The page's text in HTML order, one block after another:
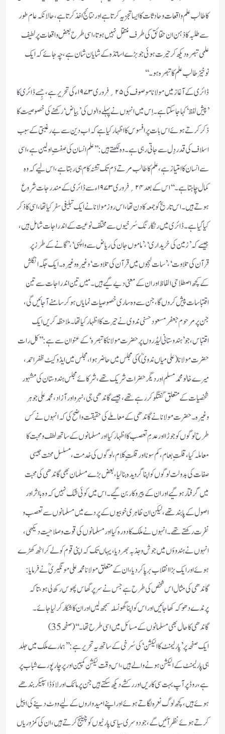
کا طالب علم واقعات و حادثات کا ایسا تجزیہ کرتا ہے اور نتائج اخذ کرتا ہے ، حالانکہ عام طور
سے طلبہ کا ذہن ان حقائق کی طرف منتقل نہیں ہوتا ، اسی طرح بعض واقعات پر لطیف
علمی تبصرہ دیکھ کر حیرت ہوئی جو بڑے اساتذہ کے شایان شان ہے ، چہ جائے کہ ایک
نوخیز طالب علم کا تبصرہ ہو ۔‘‘
ڈائری کے آغاز میں مولانا موصوف کی ۲۵؍ فروری ۱۹۷۳ء کی تحریر ہے ، جِسے ڈائری کا
’ پیش لفظ ‘ کہا جا سکتا ہے ۔ اِس میں انہوں نے پہلے والوں کی ’ بیاض ‘ رکھنے کی خصوصیت کا
ذکر کرتے ہوئے اس بات پر افسوس کا اظہار کیا ہے کہ اب دین سے بے رغبتی کے سبب
اسلاف کی قدر دِل سے جاتی رہی ہے ۔ وہ لکھتے ہیں : ’’ علم انسان کی صفتِ اولین ہے ، اسی
سے انسان کا امتیاز ہے ، علم کا طالب مرتے دَم تک تشنہ کام ہی رہتا ہے ، اس لیے کہ وہ
کمال چاہتا ہے ۔‘‘ اس کے بعد ۲۴؍ فروری ۱۹۷۳ء سے ڈائری کے مندرجات شروع
ہوتے ہیں ۔ اس تاریخ کو جمعہ کا دن تھا ، اس روز مولانا نے ایک تبلیغی سفر کیا تھا ، اسی کا ذکر
کیا گیا ہے ۔ ڈائری میں رنگا رنگ سُرخیوں سے مختلف نوعیت کے اندراجات شامل ہیں ،
جیسے کہ ’ زمین کی خریداری ‘ ، ’ ماموں جان کی ریاض سے واپسی ‘ ، ’ گانے کے طرز پر
قرآن کی تلاوت ‘ ، ’ سات لہجوں میں قرآن کی تلاوت ‘ وغیرہ وغیرہ ۔ ایک جگہ انگلش
کے کچھ اصطلاحی الفاظ اور ان کے معنی دیے گیے ہیں ۔ مَیں تین اندراجات سے تین
اقتباسات پیش کروں گا ، جن سے وہ ساری خصوصیات نمایاں ہو کر سامنے آجائیں گی ،
جن پر مرحوم جعفر مسعود حسنی ندوی نے حیرت کا اظہار کیا تھا ۔ ملاحظہ کریں ایک
اقتباس ، جو ’ ہندوستانی لیڈروں پر حضرت مولانا کا تبصرہ ‘ کے عنوان سے ہے : ’’ کل رات
حضرت مولانا ( علی میاں ندوی ؒ ) کی مجلس میں حاضر ہوا ، مجلس میں ایڈوکیٹ ظفر احمد ،
میرے خالو محمد مسلم اور دیگر حضرات شریک تھے ، شرکائے مجلس ہندوستان کی مشہور
شخصیات کے متعلق گفتگو کر رہے تھے ، جیسے گاندھی جی ، نہرو اور آزاد ، محمد علی جوہر
وغیرہ ۔ حضرت مولانا نے گاندھی کے معاملے کی حقیقت واضح کی کہ انہوں نے کس
طرح لوگوں کو جوڑا اور عدمِ تعصب کا اظہار کیا اور مسلمانوں کے ساتھ لطف و محبت کا
معاملہ کیا ، قلتِ طعام ، کم سونا اور قلتِ کلام ، لوگوں کی خدمت ، مسلسل محنت جیسی
صفات کی بدولت لوگوں کو اپنا گرویدہ بنا لیا ، بعض بڑے مسلمان بھی گاندھی کی محبت
میں گرفتار ہو گیے اور ان کے پیرو کار بن گیے ۔ اس میں کوئی شک نہیں کہ وہ با اثر اور
اصول کے پابند تھے ، لیکن ان ظاہری خوبیوں کے پردے میں مسلمانوں سے تعصب و
نفرت رکھتے تھے ۔ انہوں نے مُلک کا دورہ کیا اور مسلمانوں کی قوت و صلاحیت دیکھی ،
انہوں نے ہندوؤں میں جوش و جذبہ بھر دیا ، یہاں تک کہ اپنی قوم کو لے کر اٹھ کھڑے
ہوئے اور ایک بڑا انقلاب برپا کر دیا ، ان کے متعلق مولانا محمد علی مونگیریؒ نے فرمایا :
گاندھی کی مثال اس شخص کی طرح ہے جس نے سر پر گھاس پھوس رکھ لی ہو ، تاکہ
پرندے دھوکہ کھا جائیں اور اس کو اپنا گھونسلہ سمجھ لیں اور ان کا شکار کر لیا جائے ۔
گاندھی کا حال بھی مسلمانوں کے مسائل میں اسی طرح تھا ۔‘‘ ( صفحہ 35 )
ایک صفحہ پر ’ پارلیمنٹ کا الیکشن ‘ کی سُرخی کے ساتھ یہ تحریر ہے : ’’ ہمارے ملک میں جلد
ہی پارلیمنٹ کے الیکشن ہونے والے ہیں ، اس وقت لیکشن کمپین اور پر چار پورے شباب پر
ہے ، روڈ پر آپ بہت سی کاریں اور رکشے دیکھ سکتے ہیں جن پر مائک اور لاؤڈ اسپیکر بندھے
ہوئے ہیں ، کچھ لوگ نعرہ لگاتے ہوئے اور اپنے امیدواروں کے لیے ووٹ دینے کی اپیل
کرتے ہوئے نظر آئیں گے ، جو دوسری سیاسی پارٹیوں کو چیلنج کرتے ہیں ، ان کی کمزوریاں